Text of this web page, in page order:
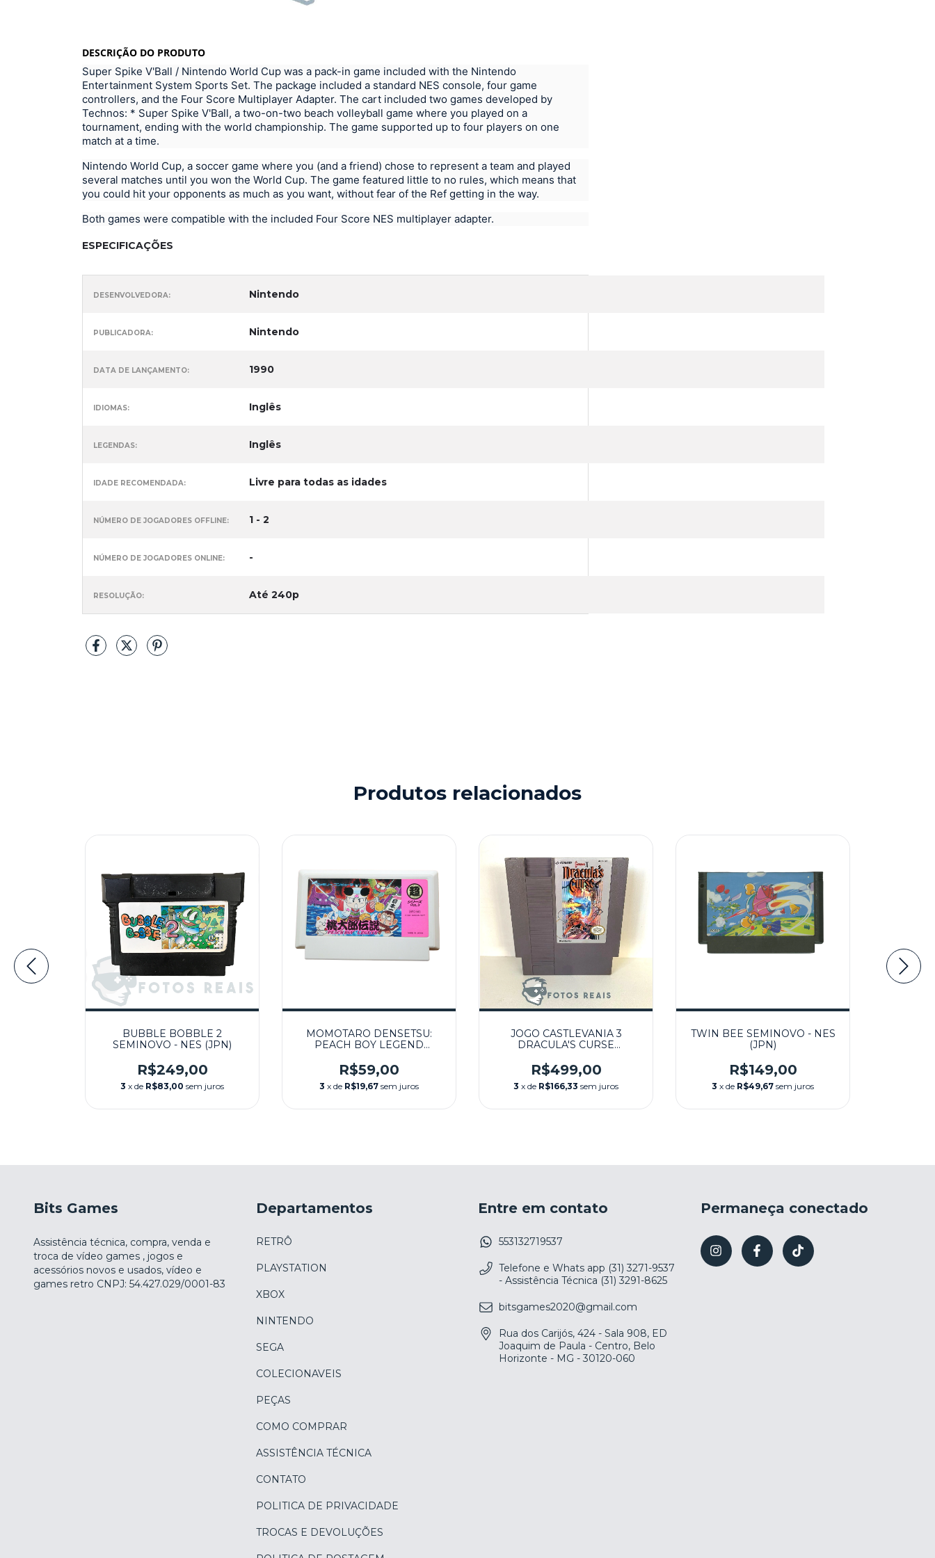
DESCRIÇÃO DO PRODUTO
Super Spike V'Ball / Nintendo World Cup was a pack-in game included with the Nintendo
Entertainment System Sports Set. The package included a standard NES console, four game
controllers, and the Four Score Multiplayer Adapter. The cart included two games developed by
Technos: * Super Spike V'Ball, a two-on-two beach volleyball game where you played on a
tournament, ending with the world championship. The game supported up to four players on one
match at a time.
Nintendo World Cup, a soccer game where you (and a friend) chose to represent a team and played
several matches until you won the World Cup. The game featured little to no rules, which means that
you could hit your opponents as much as you want, without fear of the Ref getting in the way.
Both games were compatible with the included Four Score NES multiplayer adapter.
ESPECIFICAÇÕES
DESENVOLVEDORA: Nintendo
PUBLICADORA: Nintendo
DATA DE LANÇAMENTO: 1990
IDIOMAS: Inglês
LEGENDAS: Inglês
IDADE RECOMENDADA: Livre para todas as idades
NÚMERO DE JOGADORES OFFLINE: 1 - 2
NÚMERO DE JOGADORES ONLINE: -
RESOLUÇÃO: Até 240p
Produtos relacionados
BUBBLE BOBBLE 2
SEMINOVO - NES (JPN)
R$249,00
3 x de R$83,00 sem juros
MOMOTARO DENSETSU:
PEACH BOY LEGEND
R$59,00
3 x de R$19,67 sem juros
JOGO CASTLEVANIA 3
DRACULA'S CURSE
R$499,00
3 x de R$166,33 sem juros
TWIN BEE SEMINOVO - NES
(JPN)
R$149,00
3 x de R$49,67 sem juros
Bits Games
Assistência técnica, compra, venda e
troca de vídeo games , jogos e
acessórios novos e usados, vídeo e
games retro CNPJ: 54.427.029/0001-83
Departamentos
RETRÔ
PLAYSTATION
XBOX
NINTENDO
SEGA
COLECIONAVEIS
PEÇAS
COMO COMPRAR
ASSISTÊNCIA TÉCNICA
CONTATO
POLITICA DE PRIVACIDADE
TROCAS E DEVOLUÇÕES
Entre em contato
553132719537
Telefone e Whats app (31) 3271-9537
- Assistência Técnica (31) 3291-8625
bitsgames2020@gmail.com
Rua dos Carijós, 424 - Sala 908, ED
Joaquim de Paula - Centro, Belo
Horizonte - MG - 30120-060
Permaneça conectado